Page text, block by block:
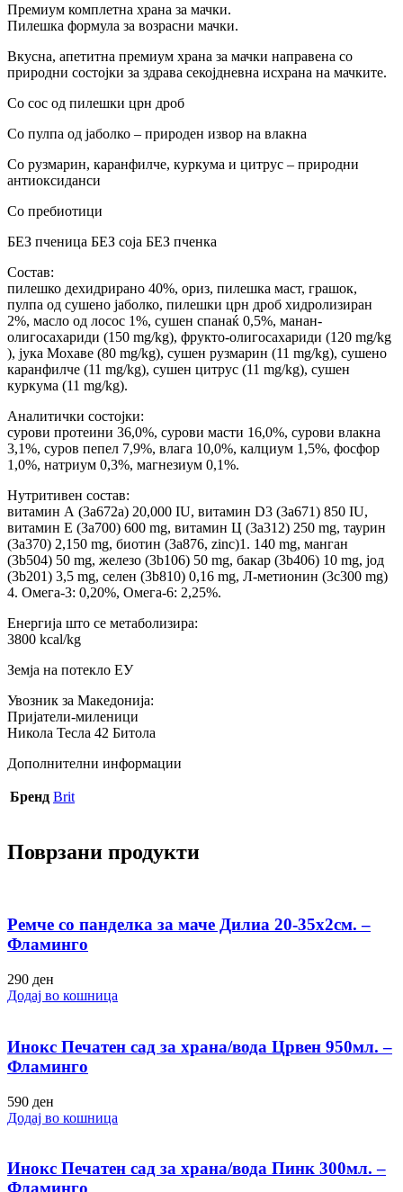
Премиум комплетна храна за мачки.
Пилешка формула за возрасни мачки.
Вкусна, апетитна премиум храна за мачки направена со
природни состојки за здрава секојдневна исхрана на мачките.
Со сос од пилешки црн дроб
Со пулпа од јаболко – природен извор на влакна
Со рузмарин, каранфилче, куркума и цитрус – природни
антиоксиданси
Со пребиотици
БЕЗ пченица БЕЗ соја БЕЗ пченка
Состав:
пилешко дехидрирано 40%, ориз, пилешка маст, грашок,
пулпа од сушено јаболко, пилешки црн дроб хидролизиран
2%, масло од лосос 1%, сушен спанаќ 0,5%, манан-
олигосахариди (150 mg/kg), фрукто-олигосахариди (120 mg/kg
), јука Мохаве (80 mg/kg), сушен рузмарин (11 mg/kg), сушено
каранфилче (11 mg/kg), сушен цитрус (11 mg/kg), сушен
куркума (11 mg/kg).
Аналитички состојки:
сурови протеини 36,0%, сурови масти 16,0%, сурови влакна
3,1%, суров пепел 7,9%, влага 10,0%, калциум 1,5%, фосфор
1,0%, натриум 0,3%, магнезиум 0,1%.
Нутритивен состав:
витамин А (3a672a) 20,000 IU, витамин D3 (3a671) 850 IU,
витамин Е (3a700) 600 mg, витамин Ц (3a312) 250 mg, таурин
(3a370) 2,150 mg, биотин (3a876, zinc)1. 140 mg, манган
(3b504) 50 mg, железо (3b106) 50 mg, бакар (3b406) 10 mg, јод
(3b201) 3,5 mg, селен (3b810) 0,16 mg, Л-метионин (3c300 mg)
4. Омега-3: 0,20%, Омега-6: 2,25%.
Енергија што се метаболизира:
3800 kcal/kg
Земја на потекло ЕУ
Увозник за Македонија:
Пријатели-миленици
Никола Тесла 42 Битола
Дополнителни информации
Бренд Brit
Поврзани продукти
Ремче со панделка за маче Дилиа 20-35х2см. –
Фламинго
290 ден
Додај во кошница
Инокс Печатен сад за храна/вода Црвен 950мл. –
Фламинго
590 ден
Додај во кошница
Инокс Печатен сад за храна/вода Пинк 300мл. –
Фламинго